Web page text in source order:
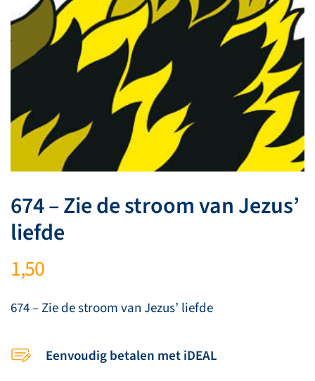
674 – Zie de stroom van Jezus’
liefde
1,50
674 – Zie de stroom van Jezus’ liefde
Eenvoudig betalen met iDEAL